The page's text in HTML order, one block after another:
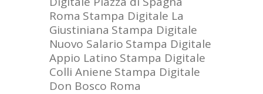
Roma Stampa Digitale La
Giustiniana Stampa Digitale
Nuovo Salario Stampa Digitale
Appio Latino Stampa Digitale
Colli Aniene Stampa Digitale
Don Bosco Roma